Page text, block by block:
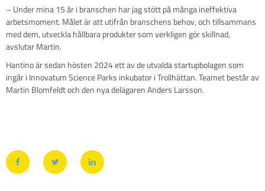
– Under mina 15 år i branschen har jag stött på många ineffektiva
arbetsmoment. Målet är att utifrån branschens behov, och tillsammans
med dem, utveckla hållbara produkter som verkligen gör skillnad,
avslutar Martin.
Hantino är sedan hösten 2024 ett av de utvalda startupbolagen som
ingår i Innovatum Science Parks inkubator i Trollhättan. Teamet består av
Martin Blomfeldt och den nya delägaren Anders Larsson.